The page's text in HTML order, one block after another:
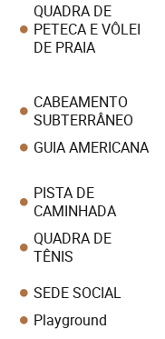
QUADRA DE
PETECA E VÔLEI
DE PRAIA
CABEAMENTO
SUBTERRÂNEO
GUIA AMERICANA
PISTA DE
CAMINHADA
QUADRA DE
TÊNIS
SEDE SOCIAL
Playground